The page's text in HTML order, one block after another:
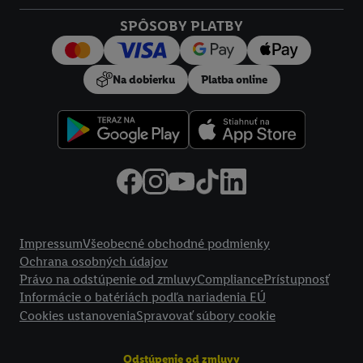
SPÔSOBY PLATBY
Na dobierku Platba online
ImpressumVšeobecné obchodné podmienky
Ochrana osobných údajov
Právo na odstúpenie od zmluvyCompliancePrístupnosť
Informácie o batériách podľa nariadenia EÚ
Cookies ustanoveniaSpravovať súbory cookie
Odstúpenie od zmluvy
Kliknutím na možnosť "Odmietnuť" môžete povoliť iba
používanie potrebných technológií. Kliknutím na "Súhlasím
vyjadríte súhlas so spracúvaním na všetky vyššie uvedené účely.
Ďalšie informácie vrátane informácií o dobe uchovávania
údajov a Vašom práve kedykoľvek odvolať súhlas s účinnosťou
do budúcnosti nájdete v našichzásadách ochrany osobných
Imprint nájdete tu.